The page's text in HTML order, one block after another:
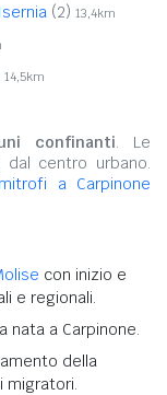
(2) 13,4km
14,5km
confinanti. Le
centro urbano.
a Carpinone
con inizio e
e regionali.
nata a Carpinone.
della
migratori.